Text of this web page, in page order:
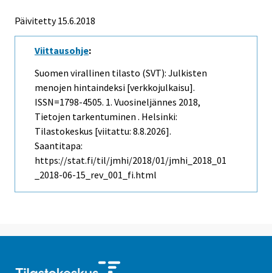
Päivitetty 15.6.2018
Viittausohje:
Suomen virallinen tilasto (SVT): Julkisten
menojen hintaindeksi [verkkojulkaisu].
ISSN=1798-4505. 1. Vuosineljännes 2018,
Tietojen tarkentuminen . Helsinki:
Tilastokeskus [viitattu: 8.8.2026].
Saantitapa:
https://stat.fi/til/jmhi/2018/01/jmhi_2018_01
_2018-06-15_rev_001_fi.html